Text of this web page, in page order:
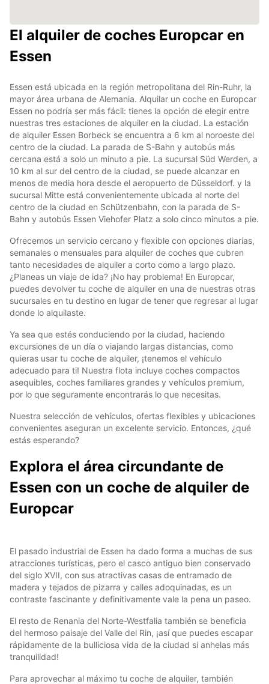
El alquiler de coches Europcar en
Essen
Essen está ubicada en la región metropolitana del Rin-Ruhr, la
mayor área urbana de Alemania. Alquilar un coche en Europcar
Essen no podría ser más fácil: tienes la opción de elegir entre
nuestras tres estaciones de alquiler en la ciudad. La estación
de alquiler Essen Borbeck se encuentra a 6 km al noroeste del
centro de la ciudad. La parada de S-Bahn y autobús más
cercana está a solo un minuto a pie. La sucursal Süd Werden, a
10 km al sur del centro de la ciudad, se puede alcanzar en
menos de media hora desde el aeropuerto de Düsseldorf. y la
sucursal Mitte está convenientemente ubicada al norte del
centro de la ciudad en Schützenbahn, con la parada de S-
Bahn y autobús Essen Viehofer Platz a solo cinco minutos a pie.
Ofrecemos un servicio cercano y flexible con opciones diarias,
semanales o mensuales para alquiler de coches que cubren
tanto necesidades de alquiler a corto como a largo plazo.
¿Planeas un viaje de ida? ¡No hay problema! En Europcar,
puedes devolver tu coche de alquiler en una de nuestras otras
sucursales en tu destino en lugar de tener que regresar al lugar
donde lo alquilaste.
Ya sea que estés conduciendo por la ciudad, haciendo
excursiones de un día o viajando largas distancias, como
quieras usar tu coche de alquiler, ¡tenemos el vehículo
adecuado para ti! Nuestra flota incluye coches compactos
asequibles, coches familiares grandes y vehículos premium,
por lo que seguramente encontrarás lo que necesitas.
Nuestra selección de vehículos, ofertas flexibles y ubicaciones
convenientes aseguran un excelente servicio. Entonces, ¿qué
estás esperando?
Explora el área circundante de
Essen con un coche de alquiler de
Europcar
El pasado industrial de Essen ha dado forma a muchas de sus
atracciones turísticas, pero el casco antiguo bien conservado
del siglo XVII, con sus atractivas casas de entramado de
madera y tejados de pizarra y calles adoquinadas, es un
contraste fascinante y definitivamente vale la pena un paseo.
El resto de Renania del Norte-Westfalia también se beneficia
del hermoso paisaje del Valle del Rin, ¡así que puedes escapar
rápidamente de la bulliciosa vida de la ciudad si anhelas más
tranquilidad!
Para aprovechar al máximo tu coche de alquiler, también